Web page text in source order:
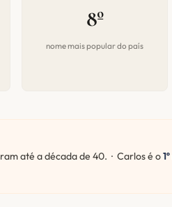
8º
nome mais popular do país
até a década de 40. · Carlos é o1º